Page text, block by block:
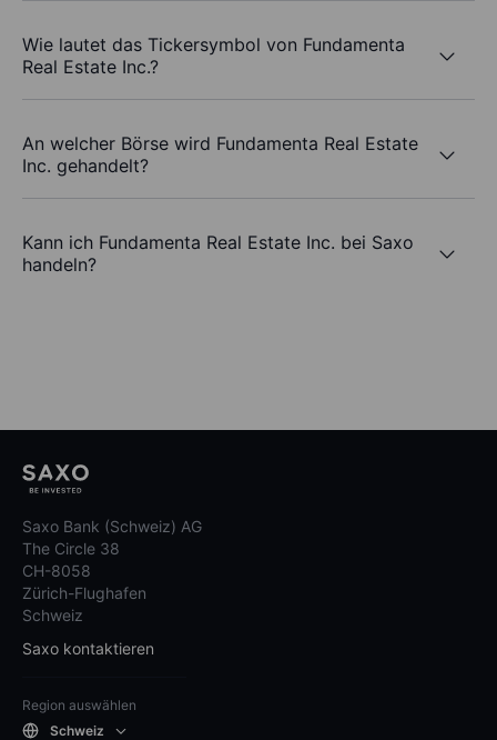
Wie lautet das Tickersymbol von Fundamenta
Real Estate Inc.?
An welcher Börse wird Fundamenta Real Estate
Inc. gehandelt?
Kann ich Fundamenta Real Estate Inc. bei Saxo
handeln?
Saxo Bank (Schweiz) AG
The Circle 38
CH-8058
Zürich-Flughafen
Schweiz
Saxo kontaktieren
Region auswählen
Schweiz